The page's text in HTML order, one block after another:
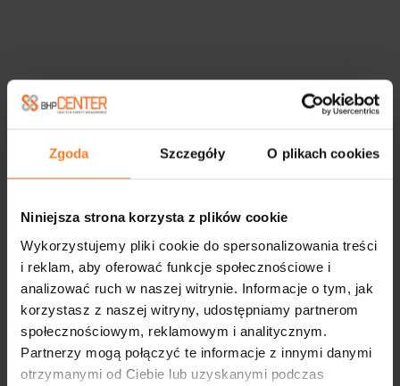
Zgoda Szczegóły O plikach cookies
Niniejsza strona korzysta z plików cookie
Wykorzystujemy pliki cookie do spersonalizowania treści
i reklam, aby oferować funkcje społecznościowe i
analizować ruch w naszej witrynie. Informacje o tym, jak
korzystasz z naszej witryny, udostępniamy partnerom
społecznościowym, reklamowym i analitycznym.
Partnerzy mogą połączyć te informacje z innymi danymi
otrzymanymi od Ciebie lub uzyskanymi podczas